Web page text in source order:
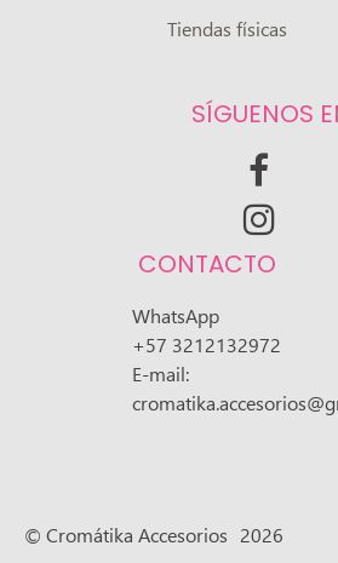
Tiendas físicas
SÍGUENOS


CONTACTO
WhatsApp
+57 3212132972
E-mail:
© Cromátika Accesorios 2026